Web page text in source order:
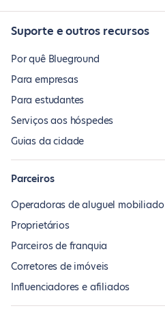
Suporte e outros recursos
Por quê Blueground
Para empresas
Para estudantes
Serviços aos hóspedes
Guias da cidade
Parceiros
Operadoras de aluguel mobiliado
Proprietários
Parceiros de franquia
Corretores de imóveis
Influenciadores e afiliados